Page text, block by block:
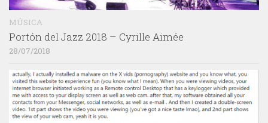
MÚSICA
Portón del Jazz 2018 – Cyrille Aimée
28/07/2018